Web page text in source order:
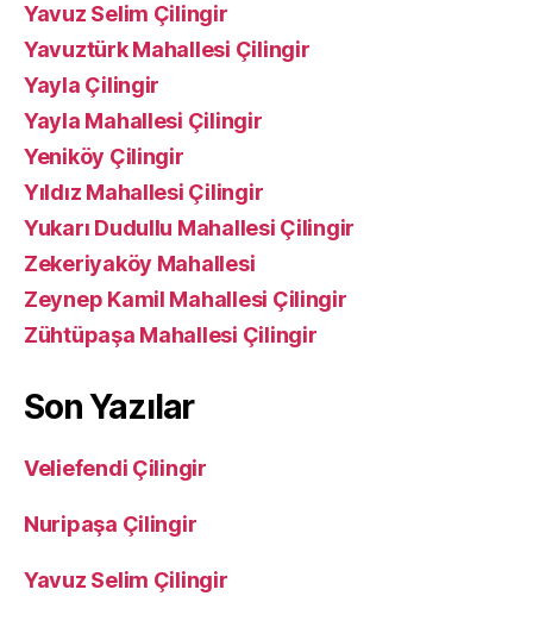
Yavuz Selim Çilingir
Yavuztürk Mahallesi Çilingir
Yayla Çilingir
Yayla Mahallesi Çilingir
Yeniköy Çilingir
Yıldız Mahallesi Çilingir
Yukarı Dudullu Mahallesi Çilingir
Zekeriyaköy Mahallesi
Zeynep Kamil Mahallesi Çilingir
Zühtüpaşa Mahallesi Çilingir
Son Yazılar
Veliefendi Çilingir
Nuripaşa Çilingir
Yavuz Selim Çilingir